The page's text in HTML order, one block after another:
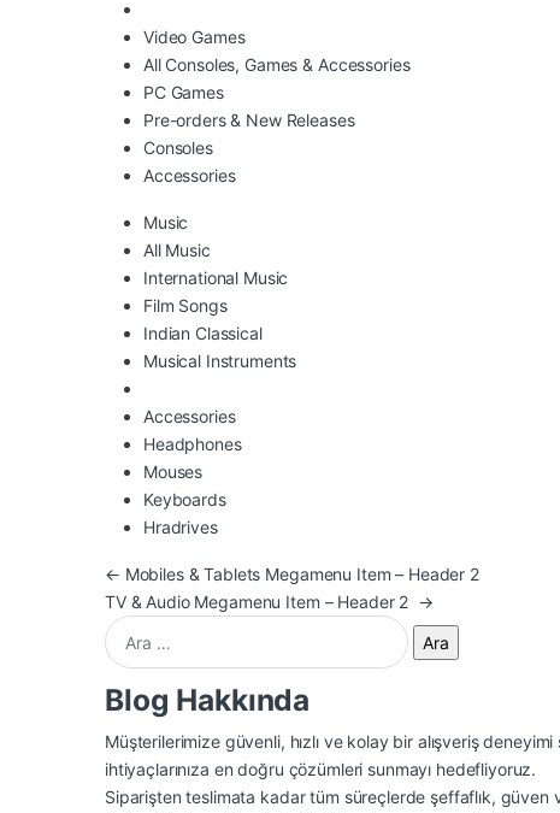
Video Games
All Consoles, Games & Accessories
PC Games
Pre-orders & New Releases
Consoles
Accessories
Music
All Music
International Music
Film Songs
Indian Classical
Musical Instruments
Accessories
Headphones
Mouses
Keyboards
Hradrives
Yazı gezinmesi
← Mobiles & Tablets Megamenu Item – Header 2
TV & Audio Megamenu Item – Header 2 →
Arama:
Blog Hakkında
Müşterilerimize güvenli, hızlı ve kolay bir alışveriş
ihtiyaçlarınıza en doğru çözümleri sunmayı hedefliyoruz.
Siparişten teslimata kadar tüm süreçlerde şeffaflık, güven